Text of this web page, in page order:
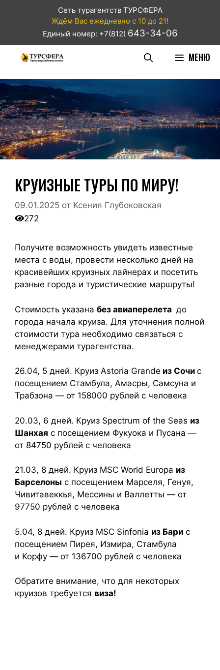
Сеть турагентств ТУРСФЕРА
Ждём Вас ежедневно с 10 до 21!
Единый номер: +7(812) 643-34-06
МЕНЮ
КРУИЗНЫЕ ТУРЫ ПО МИРУ!
09.01.2025 от Ксения Глубоковская
272
Получите возможность увидеть известные
места с воды, провести несколько дней на
красивейших круизных лайнерах и посетить
разные города и туристические маршруты!
Стоимость указана без авиаперелета до
города начала круиза. Для уточнения полной
стоимости тура необходимо связаться с
менеджерами турагентства.
26.04, 5 дней. Круиз Astoria Grande из Сочи с
посещением Стамбула, Амасры, Самсуна и
Трабзона — от 158000 рублей с человека
20.03, 6 дней. Круиз Spectrum of the Seas из
Шанхая с посещением Фукуока и Пусана —
от 84750 рублей с человека
21.03, 8 дней. Круиз MSC World Europa из
Барселоны с посещением Марселя, Генуя,
Чивитавеккья, Мессины и Валлетты — от
97750 рублей с человека
5.04, 8 дней. Круиз MSC Sinfonia из Бари с
посещением Пирея, Измира, Стамбула
и Корфу — от 136700 рублей с человека
Обратите внимание, что для некоторых
круизов требуется виза!